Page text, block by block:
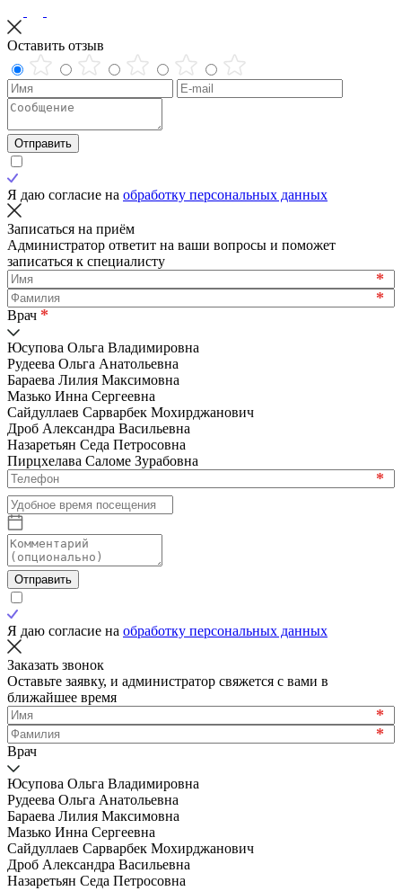
Оставить отзыв
Отправить
Я даю согласие на обработку персональных данных
Записаться на приём
Администратор ответит на ваши вопросы и поможет
записаться к специалисту
*
*
Врач *
Юсупова Ольга Владимировна
Рудеева Ольга Анатольевна
Бараева Лилия Максимовна
Мазько Инна Сергеевна
Сайдуллаев Сарварбек Мохирджанович
Дроб Александра Васильевна
Назаретьян Седа Петросовна
Пирцхелава Саломе Зурабовна
*
Отправить
Я даю согласие на обработку персональных данных
Заказать звонок
Оставьте заявку, и администратор свяжется с вами в
ближайшее время
*
*
Врач
Юсупова Ольга Владимировна
Рудеева Ольга Анатольевна
Бараева Лилия Максимовна
Мазько Инна Сергеевна
Сайдуллаев Сарварбек Мохирджанович
Дроб Александра Васильевна
Назаретьян Седа Петросовна